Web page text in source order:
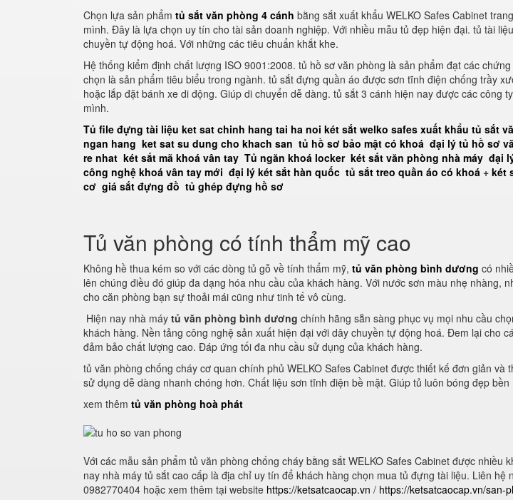
Chọn lựa sản phẩm tủ sắt văn phòng 4 cánh bằng sắt xuất khẩu WELKO Safes Cabinet
mình. Đây là lựa chọn uy tín cho tài sản doanh nghiệp. Với nhiều mẫu tủ đẹp hiện đại. tủ tài
chuyền tự động hoá. Với những các tiêu chuẩn khắt khe.
Hệ thống kiểm định chất lượng ISO 9001:2008. tủ hồ sơ văn phòng là sản phẩm đạt các
chọn là sản phẩm tiêu biểu trong ngành. tủ sắt đựng quần áo được sơn tĩnh điện chống trầy
hoặc lắp đặt bánh xe di động. Giúp di chuyển dễ dàng. tủ sắt 3 cánh hiện nay được các công
mình.
Tủ file đựng tài liệu ket sat chinh hang tai ha noi két sắt welko safes xuất khẩu tủ sắt
ngan hang ket sat su dung cho khach san tủ hồ sơ bảo mật có khoá đại lý tủ hồ sơ
re nhat két sắt mã khoá vân tay Tủ ngăn khoá locker két sắt văn phòng nhà máy đại
công nghệ khoá vân tay mới đại lý két sắt hàn quốc tủ sắt treo quần áo có khoá + két
cơ giá sắt đựng đồ tủ ghép đựng hồ sơ
Tủ văn phòng có tính thẩm mỹ cao
Không hề thua kém so với các dòng tủ gỗ về tính thẩm mỹ, tủ văn phòng bình dương có
lên chúng điều đó giúp đa dạng hóa nhu cầu của khách hàng. Với nước sơn màu nhẹ nhàng,
cho căn phòng bạn sự thoải mái cũng như tinh tế vô cùng.
Hiện nay nhà máy tủ văn phòng bình dương chính hãng sẵn sàng phục vụ mọi nhu cầu
khách hàng. Nền tảng công nghệ sản xuất hiện đại với dây chuyền tự động hoá. Đem lại cho
đảm bảo chất lượng cao. Đáp ứng tối đa nhu cầu sử dụng của khách hàng.
tủ văn phòng chống cháy cơ quan chính phủ WELKO Safes Cabinet được thiết kế đơn giản và
sử dụng dễ dàng nhanh chóng hơn. Chất liệu sơn tĩnh điện bề mặt. Giúp tủ luôn bóng đẹp bền
xem thêm tủ văn phòng hoà phát
Với các mẫu sản phẩm tủ văn phòng chống cháy bằng sắt WELKO Safes Cabinet được nhiều
nay nhà máy tủ sắt cao cấp là địa chỉ uy tín để khách hàng chọn mua tủ đựng tài liệu. Liên hệ
0982770404 hoặc xem thêm tại website https://ketsatcaocap.vn / https://ketsatcaocap.vn/san-